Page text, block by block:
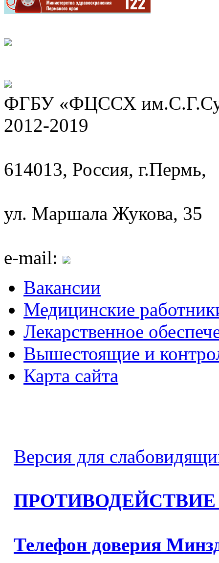
ФГБУ «ФЦССХ
2012-2019
614013, Россия, г.Пермь,
ул. Маршала Жукова, 35
e-mail:
Вакансии
Медицинские
Лекарственное
Вышестоящие и
Карта сайта
Версия для
Телефон доверия